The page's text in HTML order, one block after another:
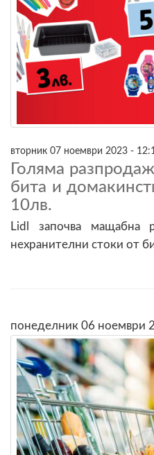
вторник 07 ноември 2023 -
Голяма
бита и
10лв.
Lidl започва мащабна
нехранителни стоки от
понеделник 06 ноември